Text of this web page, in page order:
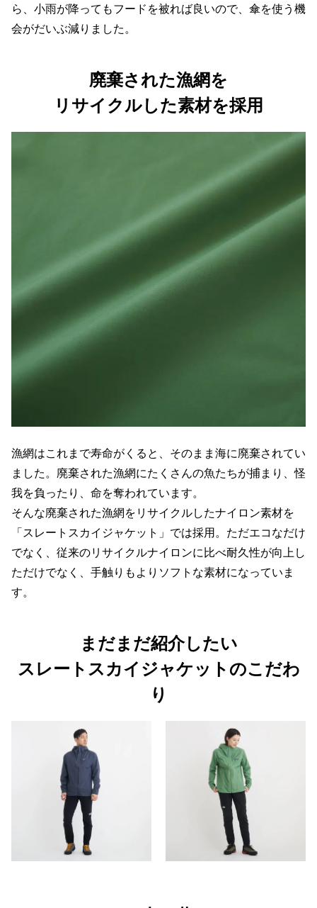
ら、小雨が降ってもフードを被れば良いので、傘を使う機
会がだいぶ減りました。
廃棄された漁網を
リサイクルした素材を採用
漁網はこれまで寿命がくると、そのまま海に廃棄されてい
ました。廃棄された漁網にたくさんの魚たちが捕まり、怪
我を負ったり、命を奪われています。
そんな廃棄された漁網をリサイクルしたナイロン素材を
「スレートスカイジャケット」では採用。ただエコなだけ
でなく、従来のリサイクルナイロンに比べ耐久性が向上し
ただけでなく、手触りもよりソフトな素材になっていま
す。
まだまだ紹介したい
スレートスカイジャケットのこだわ
り